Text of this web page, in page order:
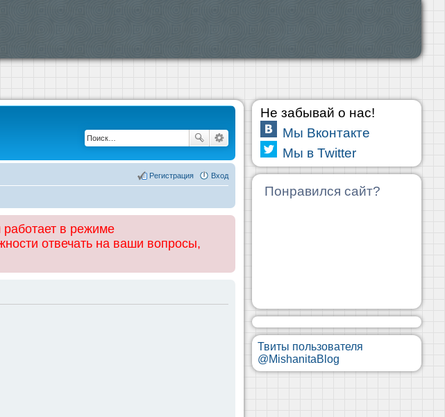
Вход
Регистрация
в режиме
отвечать на ваши вопросы,
Не забывай о нас!
Мы Вконтакте
Мы в Twitter
Понравился сайт?
Твиты пользователя
@MishanitaBlog